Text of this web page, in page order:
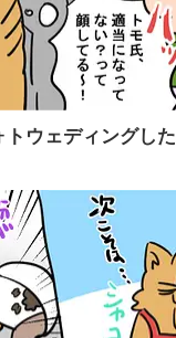
トウェディングし